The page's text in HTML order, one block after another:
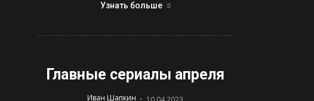
Узнать больше
Главные сериалы апреля
Иван Шапкин -